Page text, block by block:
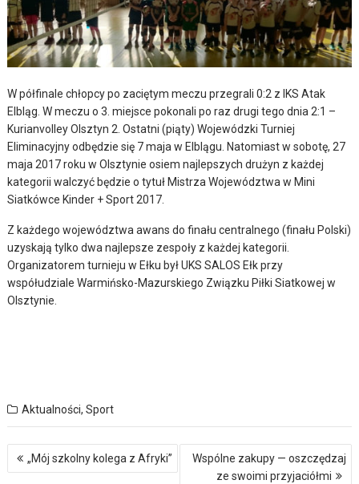
W półfinale chłopcy po zaciętym meczu przegrali 0:2 z IKS Atak
Elbląg. W meczu o 3. miejsce pokonali po raz drugi tego dnia 2:1 –
Kurianvolley Olsztyn 2. Ostatni (piąty) Wojewódzki Turniej
Eliminacyjny odbędzie się 7 maja w Elblągu. Natomiast w sobotę, 27
maja 2017 roku w Olsztynie osiem najlepszych drużyn z każdej
kategorii walczyć będzie o tytuł Mistrza Województwa w Mini
Siatkówce Kinder + Sport 2017.
Z każdego województwa awans do finału centralnego (finału Polski)
uzyskają tylko dwa najlepsze zespoły z każdej kategorii.
Organizatorem turnieju w Ełku był UKS SALOS Ełk przy
współudziale Warmińsko-Mazurskiego Związku Piłki Siatkowej w
Olsztynie.
Aktualności,Sport
Nawigacja
wpisu„Mój szkolny kolega z Afryki”
Wspólne zakupy — oszczędzaj
ze swoimi przyjaciółmi